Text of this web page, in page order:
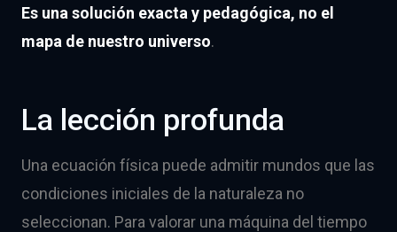
Es una solución exacta y pedagógica, no el
mapa de nuestro universo.
La lección profunda
Una ecuación física puede admitir mundos que las
condiciones iniciales de la naturaleza no
seleccionan. Para valorar una máquina del tiempo